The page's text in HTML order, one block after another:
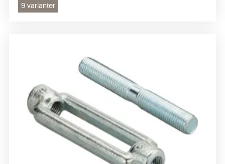
9 varianter